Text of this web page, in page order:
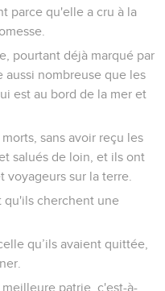
parce qu'elle a cru à la
pourtant déjà marqué par
aussi nombreuse que les
est au bord de la mer et
sans avoir reçu les
salués de loin, et ils ont
sur la terre.
qu'ils cherchent une
qu’ils avaient quittée,
patrie, c'est-à-